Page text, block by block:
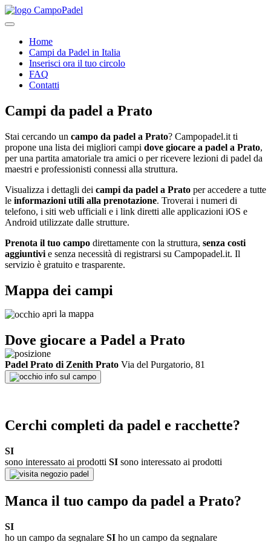
Home
Campi da Padel in Italia
Inserisci ora il tuo circolo
FAQ
Contatti
Campi da padel a Prato
Stai cercando un campo da padel a Prato? Campopadel.it ti
propone una lista dei migliori campi dove giocare a padel a Prato,
per una partita amatoriale tra amici o per ricevere lezioni di padel da
maestri e professionisti connessi alla struttura.
Visualizza i dettagli dei campi da padel a Prato per accedere a tutte
le informazioni utili alla prenotazione. Troverai i numeri di
telefono, i siti web ufficiali e i link diretti alle applicazioni iOS e
Android utilizzate dalle strutture.
Prenota il tuo campo direttamente con la struttura, senza costi
aggiuntivi e senza necessità di registrarsi su Campopadel.it. Il
servizio è gratuito e trasparente.
Mappa dei campi
apri la mappa
Dove giocare a Padel a Prato
Padel Prato di Zenith Prato Via del Purgatorio, 81
info sul campo
Cerchi completi da padel e racchette?
SI
sono interessato ai prodotti SI sono interessato ai prodotti
negozio padel
Manca il tuo campo da padel a Prato?
SI
ho un campo da segnalare SI ho un campo da segnalare